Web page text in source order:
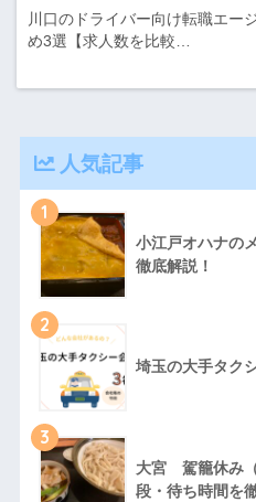
川口のドライバー向け転職エー
め3選【求人数を比較…
人気記事
1
小江戸オハナの
徹底解説！
2
埼玉の大手タク
3
大宮 駕籠休み
段・待ち時間を